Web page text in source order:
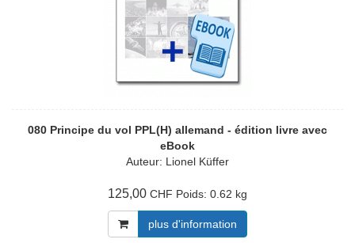
080 Principe du vol PPL(H) allemand - édition livre avec
eBook
Auteur: Lionel Küffer
125,00 CHF Poids: 0.62 kg
plus d'information